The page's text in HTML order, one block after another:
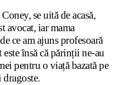
se uită de acasă,
avocat, iar mama
ce am ajuns profesoară
însă că părinții ne-au
pentru o viață bazată pe